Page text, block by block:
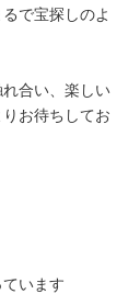
で宝探しのよ
合い、楽しい
お待ちしてお
います